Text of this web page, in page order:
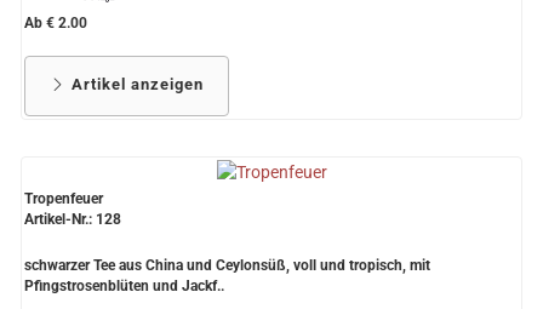
Ab € 2.00
Artikel anzeigen
Tropenfeuer
Artikel-Nr.: 128
schwarzer Tee aus China und Ceylonsüß, voll und tropisch, mit
Pfingstrosenblüten und Jackf..